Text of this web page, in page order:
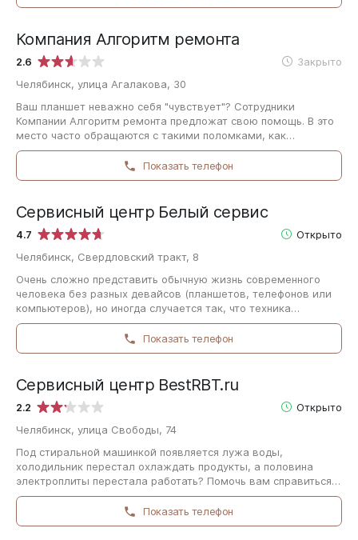
2.6 Закрыто
Компания Алгоритм ремонта
Челябинск, улица Агалакова, 30
Ваш планшет неважно себя "чувствует"? Сотрудники
Компании Алгоритм ремонта предложат свою помощь. В это
место часто обращаются с такими поломками, как
повреждение приёмников для карт памяти,…
Показать телефон
4.7 Открыто
Сервисный центр Белый сервис
Челябинск, Свердловский тракт, 8
Очень сложно представить обычную жизнь современного
человека без разных девайсов (планшетов, телефонов или
компьютеров), но иногда случается так, что техника
ломается. Если вы столкнулись с…
Показать телефон
2.2 Открыто
Сервисный центр BestRBT.ru
Челябинск, улица Свободы, 74
Под стиральной машинкой появляется лужа воды,
холодильник перестал охлаждать продукты, а половина
электроплиты перестала работать? Помочь вам справиться с
этим способны мастера Сервисного центра…
Показать телефон